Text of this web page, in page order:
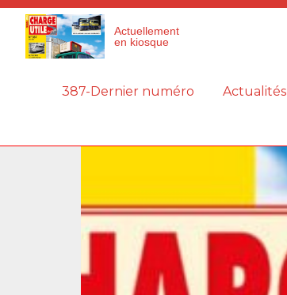
Actuellement
en kiosque
387-Dernier numéro Actualités
Panneau de gestion des cookies